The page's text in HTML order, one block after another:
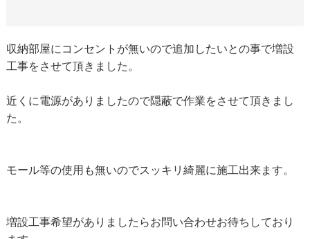
収納部屋にコンセントが無いので追加したいとの事で増設
工事をさせて頂きました。
近くに電源がありましたので隠蔽で作業をさせて頂きまし
た。
モール等の使用も無いのでスッキリ綺麗に施工出来ます。
増設工事希望がありましたらお問い合わせお待ちしており